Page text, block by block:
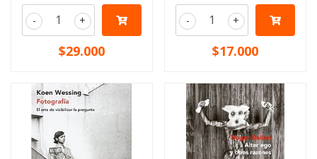
+
-
$29.000
+
-
$17.000